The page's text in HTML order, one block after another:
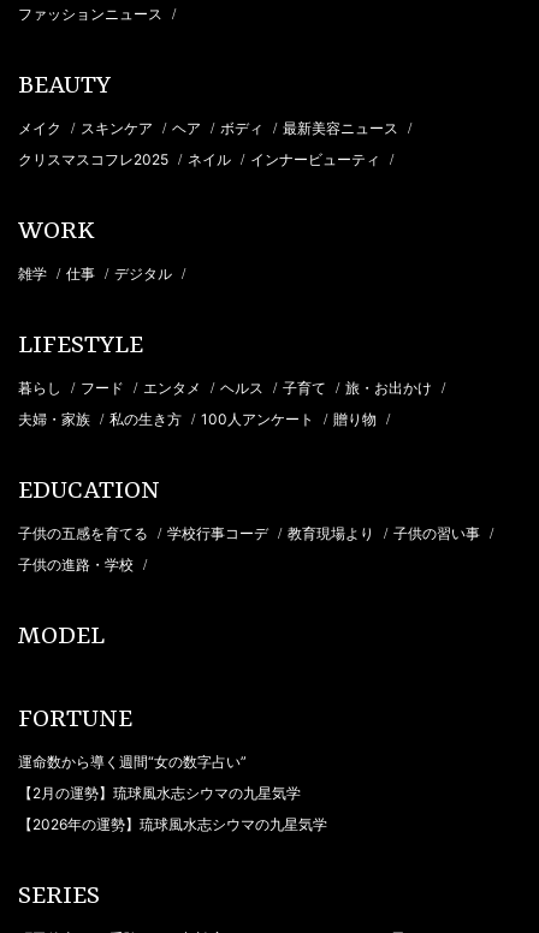
ファッションニュース /
BEAUTY
メイク / スキンケア / ヘア / ボディ / 最新美容ニュース /
クリスマスコフレ2025 / ネイル / インナービューティ /
WORK
雑学 / 仕事 / デジタル /
LIFESTYLE
暮らし / フード / エンタメ / ヘルス / 子育て / 旅・お出かけ /
夫婦・家族 / 私の生き方 / 100人アンケート / 贈り物 /
EDUCATION
子供の五感を育てる / 学校行事コーデ / 教育現場より / 子供の習い事 /
子供の進路・学校 /
MODEL
FORTUNE
運命数から導く週間“女の数字占い”
【2月の運勢】琉球風水志シウマの九星気学
【2026年の運勢】琉球風水志シウマの九星気学
SERIES